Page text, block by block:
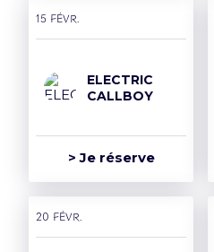
15 févr.
ELECTRIC
CALLBOY
> Je réserve
20 févr.